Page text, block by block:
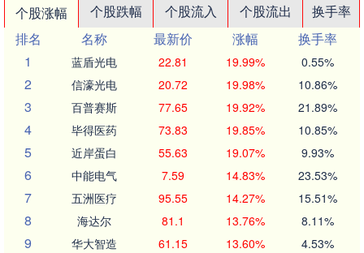
个股涨幅 个股跌幅 个股流入 个股流出
换手率
排名
名称 最新价 涨幅
换手率
1
蓝盾光电 22.81 19.99% 0.55%
2 信濠光电 20.72 19.98% 10.86%
3 百普赛斯 77.65 19.92% 21.89%
4 毕得医药 73.83 19.85% 10.85%
5 近岸蛋白 55.63 19.07% 9.93%
6 中能电气 7.59 14.83% 23.53%
7 五洲医疗 95.55 14.27% 15.51%
8 海达尔 81.1 13.76% 8.11%
9 华大智造 61.15 13.60% 4.53%